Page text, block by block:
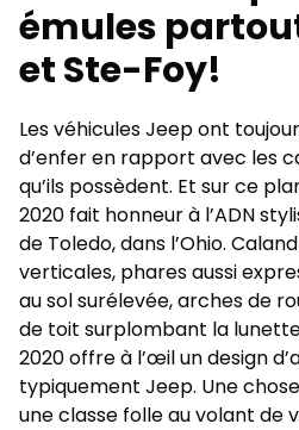
émules
et Ste-Foy!
Les véhicules Jeep ont
d’enfer en rapport avec les
qu’ils possèdent. Et sur ce
2020 fait honneur à l’ADN
de Toledo, dans l’Ohio.
verticales, phares aussi
au sol surélevée, arches de
de toit surplombant la
2020 offre à l’œil un design
typiquement Jeep. Une
une classe folle au volant de